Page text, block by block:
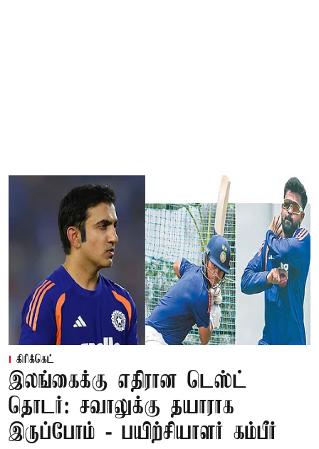
கிரிக்கெட்
இலங்கைக்கு எதிரான டெஸ்ட்
தொடர்: சவாலுக்கு தயாராக
இருப்போம் - பயிற்சியாளர் கம்பீர்